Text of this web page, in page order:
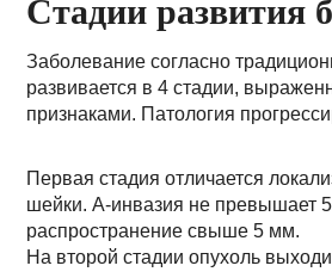
Стадии развития
Заболевание согласно
развивается в 4 стадии,
признаками. Патология
Первая стадия отличается
шейки. А-инвазия не превышает
распространение свыше 5 мм.
На второй стадии опухоль